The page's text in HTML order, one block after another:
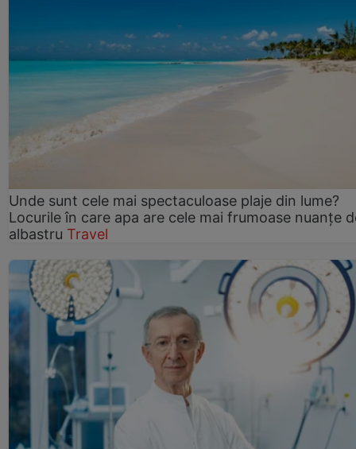
Unde sunt cele mai spectaculoase plaje din lume?
Locurile în care apa are cele mai frumoase nuanțe
albastru Travel